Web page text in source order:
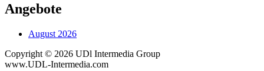
Angebote
August 2026
Copyright © 2026 UDl Intermedia Group
www.UDL-Intermedia.com